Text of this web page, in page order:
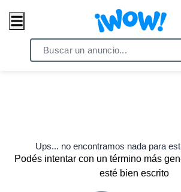
Ups... no encontramos nada para
Podés intentar con un término más
esté bien escrito